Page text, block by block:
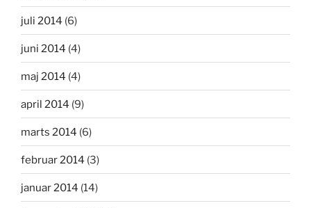
juli 2014 (6)
juni 2014 (4)
maj 2014 (4)
april 2014 (9)
marts 2014 (6)
februar 2014 (3)
januar 2014 (14)